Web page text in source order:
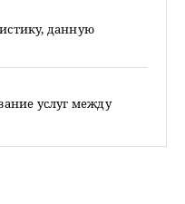
данную
услуг между